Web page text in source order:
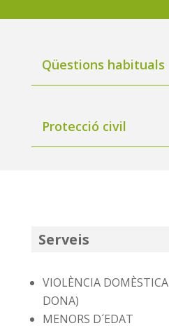
Qüestions habituals
Protecció civil
Serveis
VIOLÈNCIA
DONA)
MENORS D´EDAT